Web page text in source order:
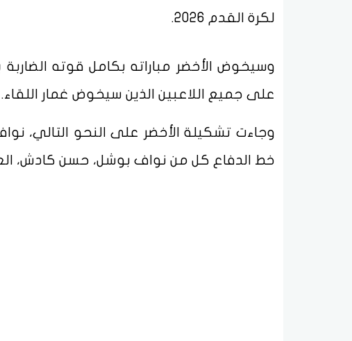
لكرة القدم 2026.
وسيخوض الأخضر مباراته بكامل قوته
على جميع اللاعبين الذين سيخوض غمار اللقاء.
وجاءت تشكيلة الأخضر على النحو التالي،
خط الدفاع كل من نواف بوشل، حسن كادش،